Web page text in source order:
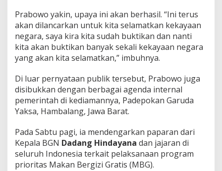
a
y
a
a
n
N
g
a
r
a
​Prabowo yakin, upaya ini akan berhasil. “Ini terus
akan dilancarkan untuk kita selamatkan kekayaan
negara, saya kira kita sudah buktikan dan nanti
kita akan buktikan banyak sekali kekayaan negara
yang akan kita selamatkan,” imbuhnya.
​Di luar pernyataan publik tersebut, Prabowo juga
disibukkan dengan berbagai agenda internal
pemerintah di kediamannya, Padepokan Garuda
Yaksa, Hambalang, Jawa Barat.
​Pada Sabtu pagi, ia mendengarkan paparan dari
Kepala BGN Dadang Hindayana dan jajaran di
seluruh Indonesia terkait pelaksanaan program
prioritas Makan Bergizi Gratis (MBG).